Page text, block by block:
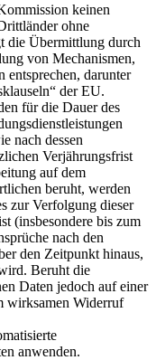
keinen
ohne
die Übermittlung durch
von Mechanismen,
entsprechen, darunter
der EU.
für die Dauer des
nach dessen
Verjährungsfrist
auf dem
beruht, werden
zur Verfolgung dieser
(insbesondere bis zum
nach den
den Zeitpunkt hinaus,
Beruht die
Daten jedoch auf einer
wirksamen Widerruf
anwenden.